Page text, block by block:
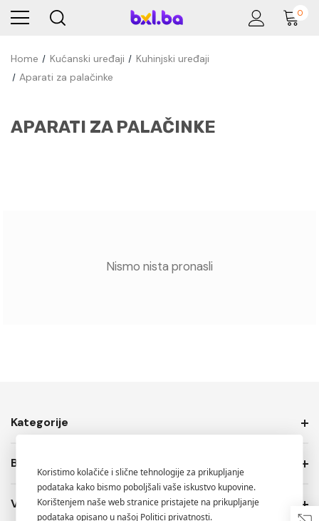
0
Home Kućanski uređaji
Kuhinjski uređaji
Aparati za palačinke
APARATI ZA PALAČINKE
Nismo nista pronasli
Kategorije
Brendovi
Više Info.